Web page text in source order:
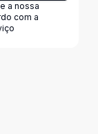
a nossa
com a